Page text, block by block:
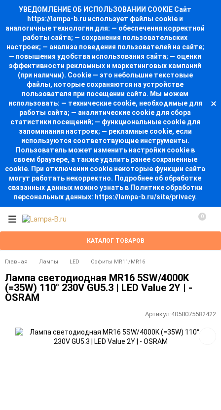
УВЕДОМЛЕНИЕ ОБ ИСПОЛЬЗОВАНИИ COOKIE Сайт
https://lampa-b.ru использует файлы cookie и
аналогичные технологии для: — обеспечения корректной
работы сайта; — сохранения пользовательских
настроек; — анализа поведения пользователей на сайте;
— повышения удобства использования сайта; — оценки
эффективности рекламных и маркетинговых кампаний
(при наличии). Cookie — это небольшие текстовые
файлы, которые сохраняются на устройстве
пользователя при посещении сайта. Мы можем
использовать: — технические cookie, необходимые для
работы сайта; — аналитические cookie для сбора
статистики посещений; — функциональные cookie для
запоминания настроек; — рекламные cookie, если
используются соответствующие инструменты.
Пользователь может изменить настройки cookie в
своем браузере, а также удалить ранее сохраненные
cookie. При отключении cookie некоторые функции сайта
могут работать некорректно. Подробнее об обработке
связанных данных можно узнать в Политике обработки
персональных данных: https://lampa-b.ru/site/privacy.
КАТАЛОГ ТОВАРОВ
0
Главная Лампы LED Софиты MR11/MR16
Лампа светодиодная MR16 5SW/4000K
(=35W) 110° 230V GU5.3 | LED Value 2Y | -
OSRAM
Артикул:4058075582422